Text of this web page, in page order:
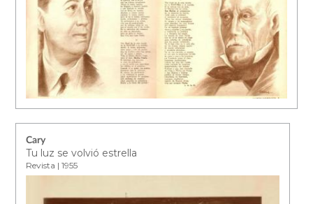
Cary
Tu luz se volvió estrella
Revista | 1955